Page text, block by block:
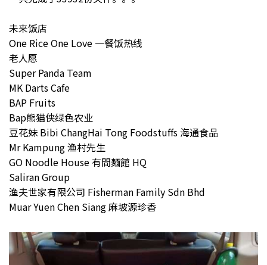
未来饭店
One Rice One Love 一餐饭热线
老人愿
Super Panda Team
MK Darts Cafe
BAP Fruits
Bap熊猫侠绿色农业
豆花妹 Bibi ChangHai Tong Foodstuffs 海通食品
Mr Kampung 渔村先生
GO Noodle House 有間麵館 HQ
Saliran Group
渔夫世家有限公司 Fisherman Family Sdn Bhd
Muar Yuen Chen Siang 麻坡源珍香